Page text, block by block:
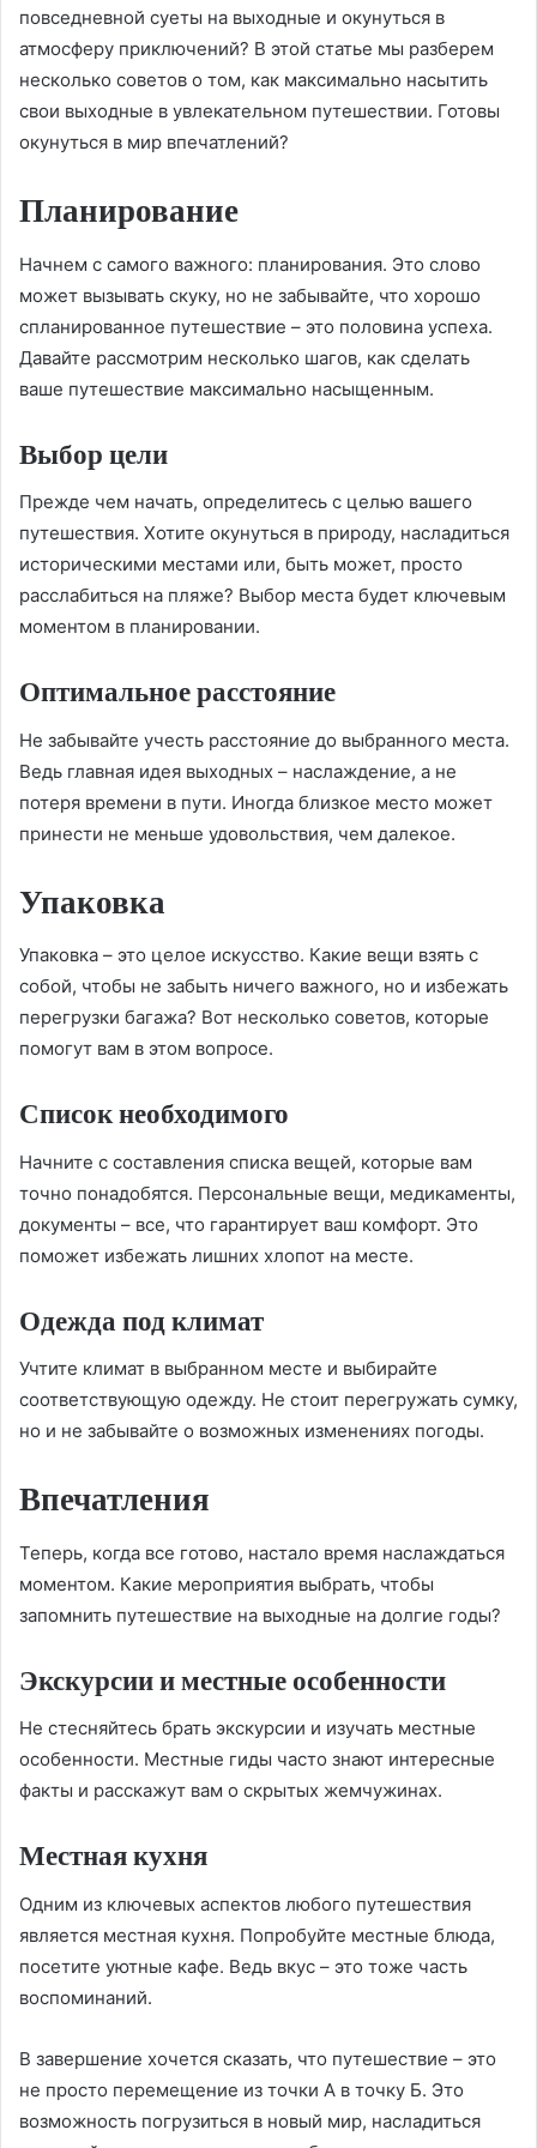
повседневной суеты на выходные и окунуться в
атмосферу приключений? В этой статье мы разберем
несколько советов о том, как максимально насытить
свои выходные в увлекательном путешествии. Готовы
окунуться в мир впечатлений?
Планирование
Начнем с самого важного: планирования. Это слово
может вызывать скуку, но не забывайте, что хорошо
спланированное путешествие – это половина успеха.
Давайте рассмотрим несколько шагов, как сделать
ваше путешествие максимально насыщенным.
Выбор цели
Прежде чем начать, определитесь с целью вашего
путешествия. Хотите окунуться в природу, насладиться
историческими местами или, быть может, просто
расслабиться на пляже? Выбор места будет ключевым
моментом в планировании.
Оптимальное расстояние
Не забывайте учесть расстояние до выбранного места.
Ведь главная идея выходных – наслаждение, а не
потеря времени в пути. Иногда близкое место может
принести не меньше удовольствия, чем далекое.
Упаковка
Упаковка – это целое искусство. Какие вещи взять с
собой, чтобы не забыть ничего важного, но и избежать
перегрузки багажа? Вот несколько советов, которые
помогут вам в этом вопросе.
Список необходимого
Начните с составления списка вещей, которые вам
точно понадобятся. Персональные вещи, медикаменты,
документы – все, что гарантирует ваш комфорт. Это
поможет избежать лишних хлопот на месте.
Одежда под климат
Учтите климат в выбранном месте и выбирайте
соответствующую одежду. Не стоит перегружать сумку,
но и не забывайте о возможных изменениях погоды.
Впечатления
Теперь, когда все готово, настало время наслаждаться
моментом. Какие мероприятия выбрать, чтобы
запомнить путешествие на выходные на долгие годы?
Экскурсии и местные особенности
Не стесняйтесь брать экскурсии и изучать местные
особенности. Местные гиды часто знают интересные
факты и расскажут вам о скрытых жемчужинах.
Местная кухня
Одним из ключевых аспектов любого путешествия
является местная кухня. Попробуйте местные блюда,
посетите уютные кафе. Ведь вкус – это тоже часть
воспоминаний.
В завершение хочется сказать, что путешествие – это
не просто перемещение из точки А в точку Б. Это
возможность погрузиться в новый мир, насладиться